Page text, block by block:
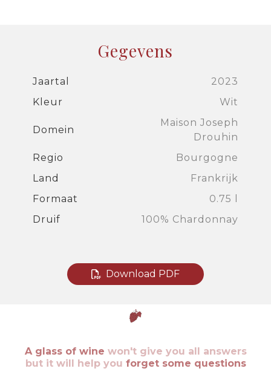
Gegevens
Jaartal
2023
Kleur
Wit
Domein
Maison Joseph
Drouhin
Regio
Bourgogne
Land
Frankrijk
Formaat
0.75 l
Druif
100% Chardonnay
Download PDF
A glass of wine won't give you all answers
but it will help you forget some questions